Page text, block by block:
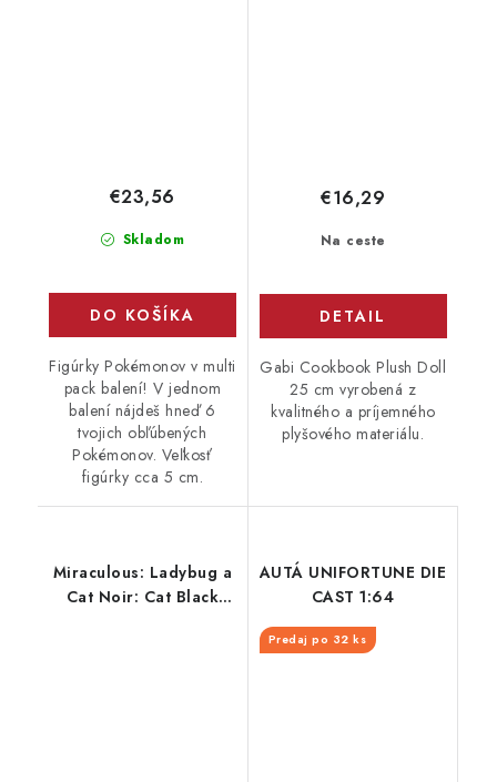
Skladom
€23,56
DO KOŠÍKA
Figúrky Pokémonov v multi
pack balení! V jednom
balení nájdeš hneď 6
tvojich obľúbených
Pokémonov. Veľkosť
figúrky cca 5 cm.
Na ceste
€16,29
DETAIL
Gabi Cookbook Plush Doll
25 cm vyrobená z
kvalitného a príjemného
plyšového materiálu.
Miraculous: Ladybug a
Cat Noir: Cat Black
AUTÁ UNIFORTUNE DIE
CAST 1:64
Predaj po 32 ks